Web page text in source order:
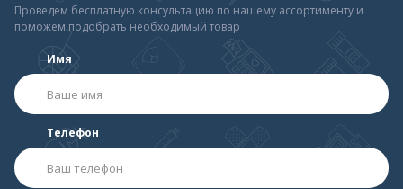
Проведем бесплатную консультацию по нашему ассортименту и
поможем подобрать необходимый товар
Имя
Телефон